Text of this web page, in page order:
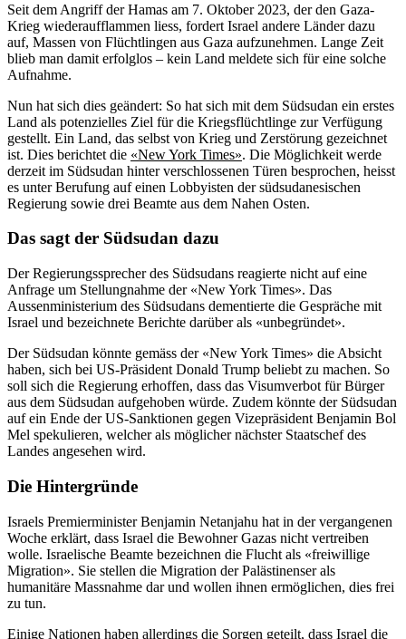
Seit dem Angriff der Hamas am 7. Oktober 2023, der den Gaza-
Krieg wiederaufflammen liess, fordert Israel andere Länder dazu
auf, Massen von Flüchtlingen aus Gaza aufzunehmen. Lange Zeit
blieb man damit erfolglos – kein Land meldete sich für eine solche
Aufnahme.
Nun hat sich dies geändert: So hat sich mit dem Südsudan ein erstes
Land als potenzielles Ziel für die Kriegsflüchtlinge zur Verfügung
gestellt. Ein Land, das selbst von Krieg und Zerstörung gezeichnet
ist. Dies berichtet die «New York Times». Die Möglichkeit werde
derzeit im Südsudan hinter verschlossenen Türen besprochen, heisst
es unter Berufung auf einen Lobbyisten der südsudanesischen
Regierung sowie drei Beamte aus dem Nahen Osten.
Das sagt der Südsudan dazu
Der Regierungssprecher des Südsudans reagierte nicht auf eine
Anfrage um Stellungnahme der «New York Times». Das
Aussenministerium des Südsudans dementierte die Gespräche mit
Israel und bezeichnete Berichte darüber als «unbegründet».
Der Südsudan könnte gemäss der «New York Times» die Absicht
haben, sich bei US-Präsident Donald Trump beliebt zu machen. So
soll sich die Regierung erhoffen, dass das Visumverbot für Bürger
aus dem Südsudan aufgehoben würde. Zudem könnte der Südsudan
auf ein Ende der US-Sanktionen gegen Vizepräsident Benjamin Bol
Mel spekulieren, welcher als möglicher nächster Staatschef des
Landes angesehen wird.
Die Hintergründe
Israels Premierminister Benjamin Netanjahu hat in der vergangenen
Woche erklärt, dass Israel die Bewohner Gazas nicht vertreiben
wolle. Israelische Beamte bezeichnen die Flucht als «freiwillige
Migration». Sie stellen die Migration der Palästinenser als
humanitäre Massnahme dar und wollen ihnen ermöglichen, dies frei
zu tun.
Einige Nationen haben allerdings die Sorgen geteilt, dass Israel die